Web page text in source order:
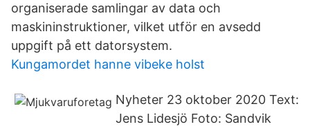
organiserade samlingar av data och
maskininstruktioner, vilket utför en avsedd
uppgift på ett datorsystem.
Kungamordet hanne vibeke holst
Nyheter 23 oktober 2020 Text:
Jens Lidesjö Foto: Sandvik